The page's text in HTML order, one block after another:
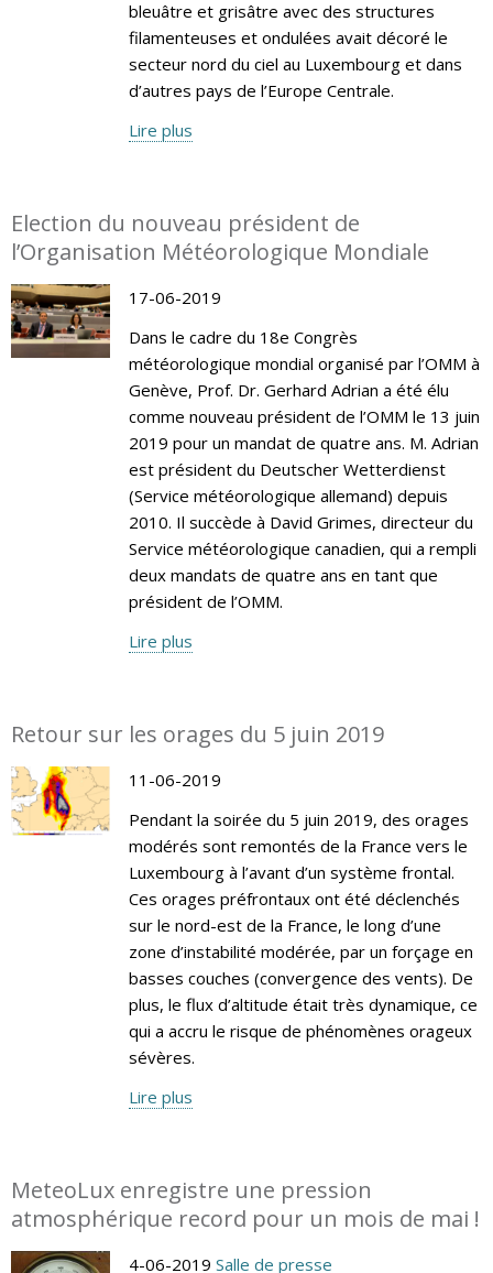
bleuâtre et grisâtre avec des structures
filamenteuses et ondulées avait décoré le
secteur nord du ciel au Luxembourg et dans
d’autres pays de l’Europe Centrale.
Lire plus
Election du nouveau président de
l’Organisation Météorologique Mondiale
17-06-2019
Dans le cadre du 18e Congrès
météorologique mondial organisé par l’OMM à
Genève, Prof. Dr. Gerhard Adrian a été élu
comme nouveau président de l’OMM le 13 juin
2019 pour un mandat de quatre ans. M. Adrian
est président du Deutscher Wetterdienst
(Service météorologique allemand) depuis
2010. Il succède à David Grimes, directeur du
Service météorologique canadien, qui a rempli
deux mandats de quatre ans en tant que
président de l’OMM.
Lire plus
Retour sur les orages du 5 juin 2019
11-06-2019
Pendant la soirée du 5 juin 2019, des orages
modérés sont remontés de la France vers le
Luxembourg à l’avant d’un système frontal.
Ces orages préfrontaux ont été déclenchés
sur le nord-est de la France, le long d’une
zone d’instabilité modérée, par un forçage en
basses couches (convergence des vents). De
plus, le flux d’altitude était très dynamique, ce
qui a accru le risque de phénomènes orageux
sévères.
Lire plus
MeteoLux enregistre une pression
atmosphérique record pour un mois de mai !
4-06-2019 Salle de presse